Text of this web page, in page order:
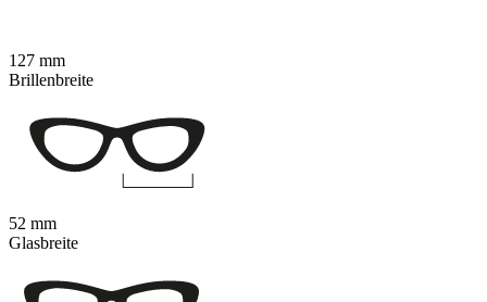
127 mm
Brillenbreite
52 mm
Glasbreite